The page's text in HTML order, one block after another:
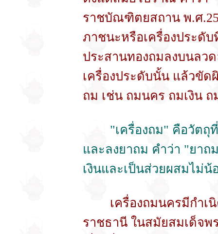
ราชบัณฑิตยสถาน พ.ศ
ภาชนะหรือเครื่องประดั
ประสานทองถมลงบนลว
เครื่องประดับนั้น แล้วขัด
ถม เช่น ถมนคร ถมเงิน ถ
"เครื่องถม" คือวัตถุที่
และลงยาถม คำว่า "ยา
เงินและเป็นส่วยผสมไม่
เครื่องถมนครมีกำเนิ
ราชธานี ในสมัยสมเด็จพ